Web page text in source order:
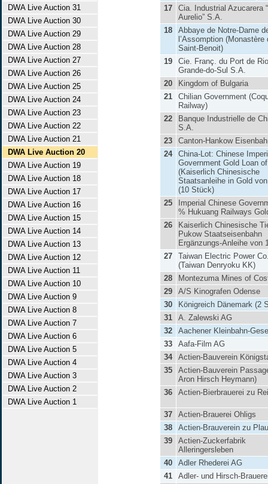
DWA Live Auction 31
DWA Live Auction 30
DWA Live Auction 29
DWA Live Auction 28
DWA Live Auction 27
DWA Live Auction 26
DWA Live Auction 25
DWA Live Auction 24
DWA Live Auction 23
DWA Live Auction 22
DWA Live Auction 21
DWA Live Auction 20
DWA Live Auction 19
DWA Live Auction 18
DWA Live Auction 17
DWA Live Auction 16
DWA Live Auction 15
DWA Live Auction 14
DWA Live Auction 13
DWA Live Auction 12
DWA Live Auction 11
DWA Live Auction 10
DWA Live Auction 9
DWA Live Auction 8
DWA Live Auction 7
DWA Live Auction 6
DWA Live Auction 5
DWA Live Auction 4
DWA Live Auction 3
DWA Live Auction 2
DWA Live Auction 1
17
Cia. Industrial Azucarera
Aurelio” S.A.
18
Abbaye de Notre-Dame
l’Assomption (Monastère
Saint-Benoit)
19
Cie. Franç. du Port de
Grande-do-Sul S.A.
20
Kingdom of Bulgaria
21
Chilian Government
Railway)
22
Banque Industrielle de
S.A.
23
Canton-Hankow
24
China-Lot: Chinese
Government Gold Loan
(Kaiserlich Chinesische
Staatsanleihe in Gold
(10 Stück)
25
Imperial Chinese
% Hukuang Railways
26
Kaiserlich Chinesische
Pukow Staatseisenbahn
Ergänzungs-Anleihe von
27
Taiwan Electric Power
(Taiwan Denryoku KK)
28
Montezuma Mines of
29
A/S Kinografen Odense
30
Königreich Dänemark (2
31
A. Zalewski AG
32
Aachener Kleinbahn-
33
Aafa-Film AG
34
Actien-Bauverein
35
Actien-Bauverein
Aron Hirsch Heymann)
36
Actien-Bierbrauerei zu
37
Actien-Brauerei Ohligs
38
Actien-Brauverein zu
39
Actien-Zuckerfabrik
Alleringersleben
40
Adler Rhederei AG
41
Adler- und Hirsch-